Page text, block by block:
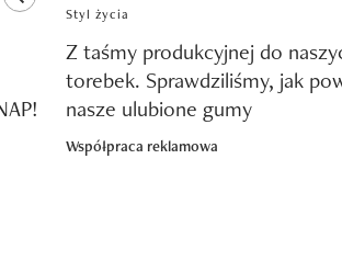
Styl życia
Z taśmy produkcyjnej do
torebek. Sprawdziliśmy, jak
nasze ulubione gumy
Współpraca reklamowa